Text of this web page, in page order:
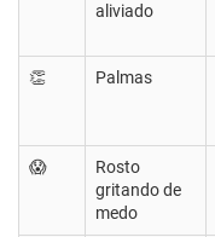
aliviado
👏 Palmas
😱
Rosto
gritando de
medo